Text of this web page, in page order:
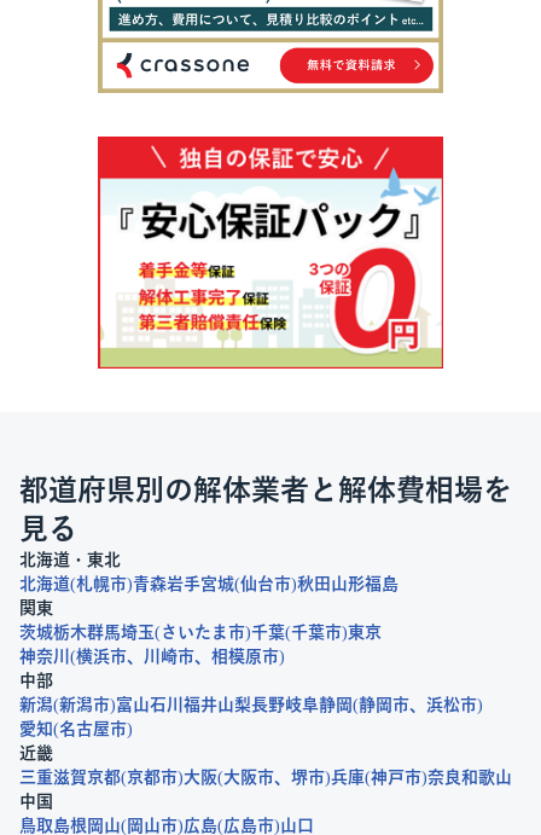
都道府県別の解体業者と解体費相場を
見る
北海道・東北
北海道 札幌市 青森岩手宮城 仙台市 秋田 山形福島
関東
茨城栃木群馬埼玉 さいたま市 千葉 千葉市 東京
神奈川
横浜市 川崎市
相模原市
中部
新潟 新潟市 富山石川 福井山梨長野岐阜静岡 静岡市
浜松市
愛知 名古屋市
近畿
三重滋賀京都 京都市 大阪 大阪市 堺市 兵庫 神戸市 奈良和歌山
中国
鳥取 島根 岡山 岡山市 広島 広島市 山口